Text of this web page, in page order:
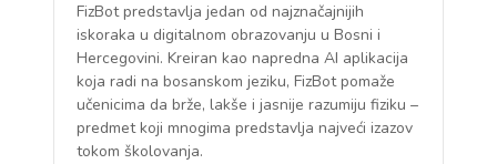
FizBot predstavlja jedan od najznačajnijih
iskoraka u digitalnom obrazovanju u Bosni i
Hercegovini. Kreiran kao napredna AI aplikacija
koja radi na bosanskom jeziku, FizBot pomaže
učenicima da brže, lakše i jasnije razumiju fiziku –
predmet koji mnogima predstavlja najveći izazov
tokom školovanja.